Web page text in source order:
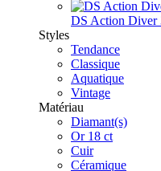
DS Action Diver
Styles
Tendance
Classique
Aquatique
Vintage
Matériau
Diamant(s)
Or 18 ct
Cuir
Céramique